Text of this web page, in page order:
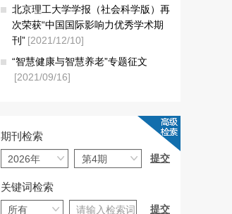
北京理工大学学报（社会科学版）再
次荣获“中国国际影响力优秀学术期
刊” [2021/12/10]
“智慧健康与智慧养老”专题征文
[2021/09/16]
期刊检索
关键词检索